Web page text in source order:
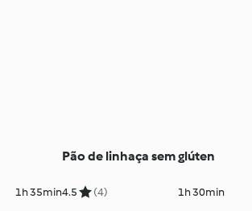
1h 35min
Pão de linhaça sem glúten
4.5 (4) 1h 30min